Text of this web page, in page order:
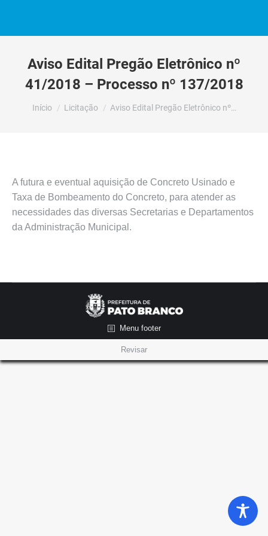
Aviso Edital Pregão Eletrônico nº
41/2018 – Processo nº 137/2018
Você está aqui:
Início Licitação Aviso Edital Pregão Eletrônico nº…
A futura e eventual aquisição de Concreto Usinado e
Taxa de Bombeamento do Concreto, para atender as
necessidades das diversas Secretarias e Departamentos
da Administração Municipal.
Menu footer
Revisar